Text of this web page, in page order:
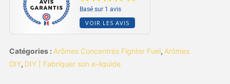
Basé sur 1 avis
VOIR LES AVIS
Catégories : Arômes Concentrés Fighter Fuel, Arômes
DIY, DIY | Fabriquer son e-liquide